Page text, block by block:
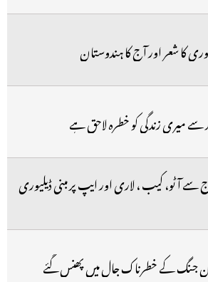
کا شعر اور آج کا ہندوستان
میری زندگی کو خطرہ لاحق ہے
سے آٹو، کیب ، لاری اور ایپ پر مبنی ڈیلیوری
جنگ کے خطرناک جال میں پھنس گئے